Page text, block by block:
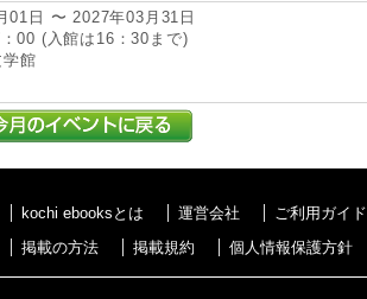
01日 〜 2027年03月31日
00 (入館は16：30まで)
館
kochi ebooksとは 運営会社 ご利用ガイド
掲載の方法
掲載規約 個人情報保護方針